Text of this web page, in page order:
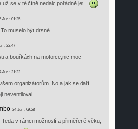
už se v té číně nedalo pořádně jet...
Jun : 01:25
muselo být drsné.
: 22:47
a bouřkách na motorce,nic moc
Jun : 21:22
organizátorům. No a jak se daří
neventiloval.
24 Jun : 09:58
Teda v rámci možností a přiměřeně věku,